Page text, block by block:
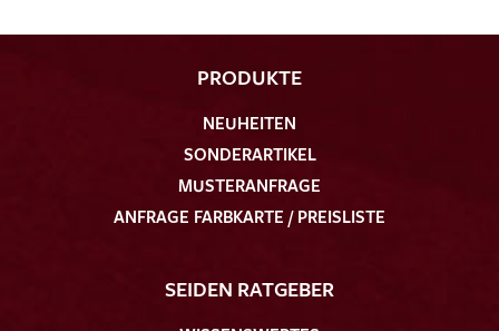
PRODUKTE
NEUHEITEN
SONDERARTIKEL
MUSTERANFRAGE
ANFRAGE FARBKARTE / PREISLISTE
SEIDEN RATGEBER